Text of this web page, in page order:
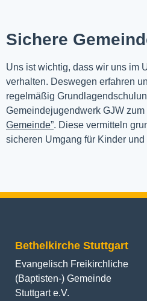
Sichere
Uns ist wichtig, dass wir uns im
verhalten. Deswegen erfahren
regelmäßig
Gemeindejugendwerk GJW zum
Gemeinde”. Diese vermitteln
sicheren Umgang für Kinder und
Bethelkirche Stuttgart
Evangelisch Freikirchliche
(Baptisten-) Gemeinde
Stuttgart e.V.